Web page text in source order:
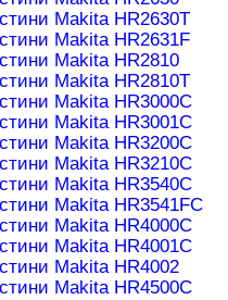
Makita HR2630T
Makita HR2631F
Makita HR2810
Makita HR2810T
Makita HR3000C
Makita HR3001C
Makita HR3200C
Makita HR3210C
Makita HR3540C
Makita HR3541FC
Makita HR4000C
Makita HR4001C
Makita HR4002
Makita HR4500C